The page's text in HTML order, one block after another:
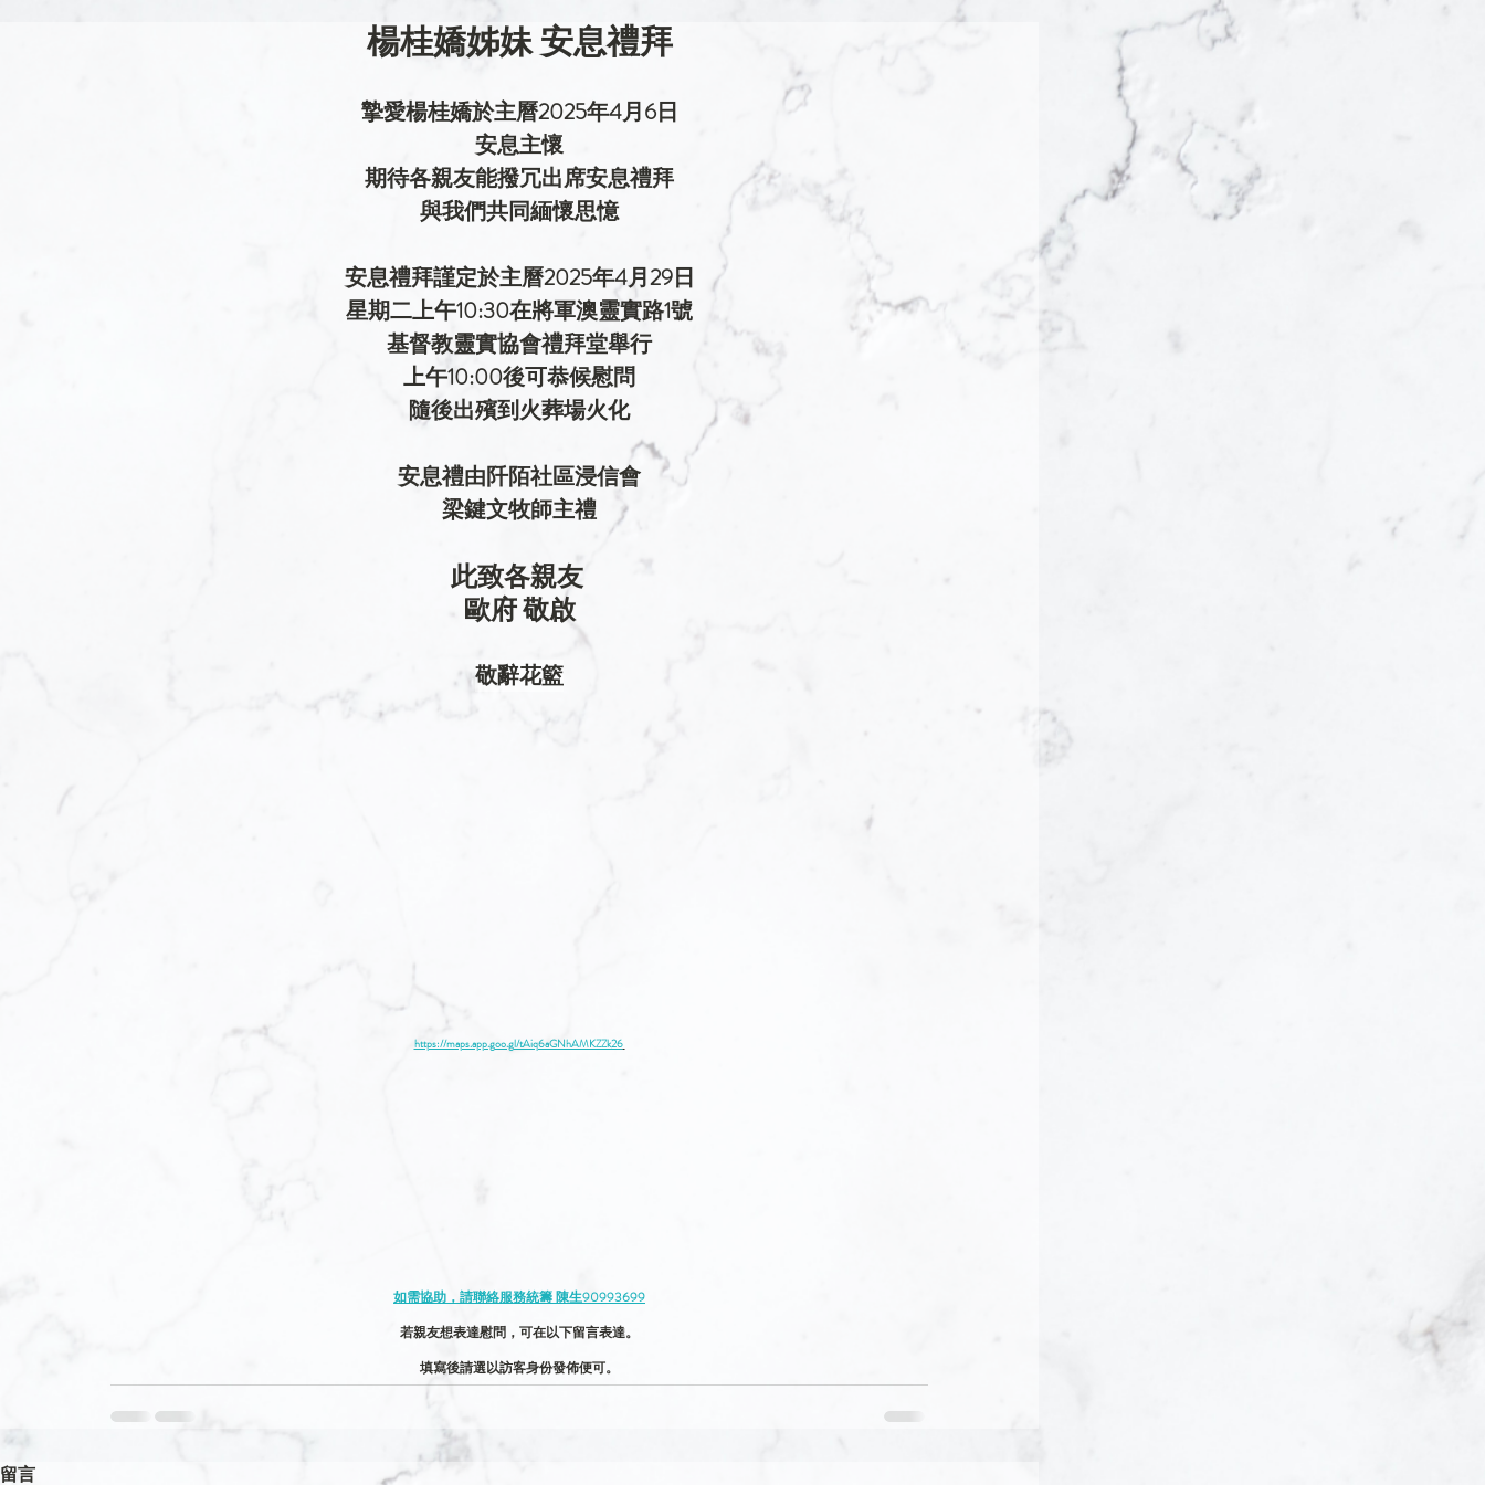
楊桂嬌姊妹 安息禮拜
摯愛楊桂嬌於主曆2025年4月6日
安息主懷
期待各親友能撥冗出席安息禮拜
與我們共同緬懷思憶
安息禮拜謹定於主曆2025年4月29日
星期二上午10:30在將軍澳靈實路1號
基督教靈實協會禮拜堂舉行
上午10:00後可恭候慰問
隨後出殯到火葬場火化
安息禮由阡陌社區浸信會
梁鍵文牧師主禮
此致各親友
歐府 敬啟
敬辭花籃
https://maps.app.goo.gl/tAiq6aGNhAMKZZk26
如需協助，請聯絡服務統籌 陳生90993699
若親友想表達慰問，可在以下留言表達。
填寫後請選以訪客身份發佈便可。
留言